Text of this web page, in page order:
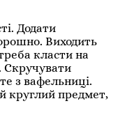
Додати
Виходить
класти на
з вафельниці.
круглий предмет,